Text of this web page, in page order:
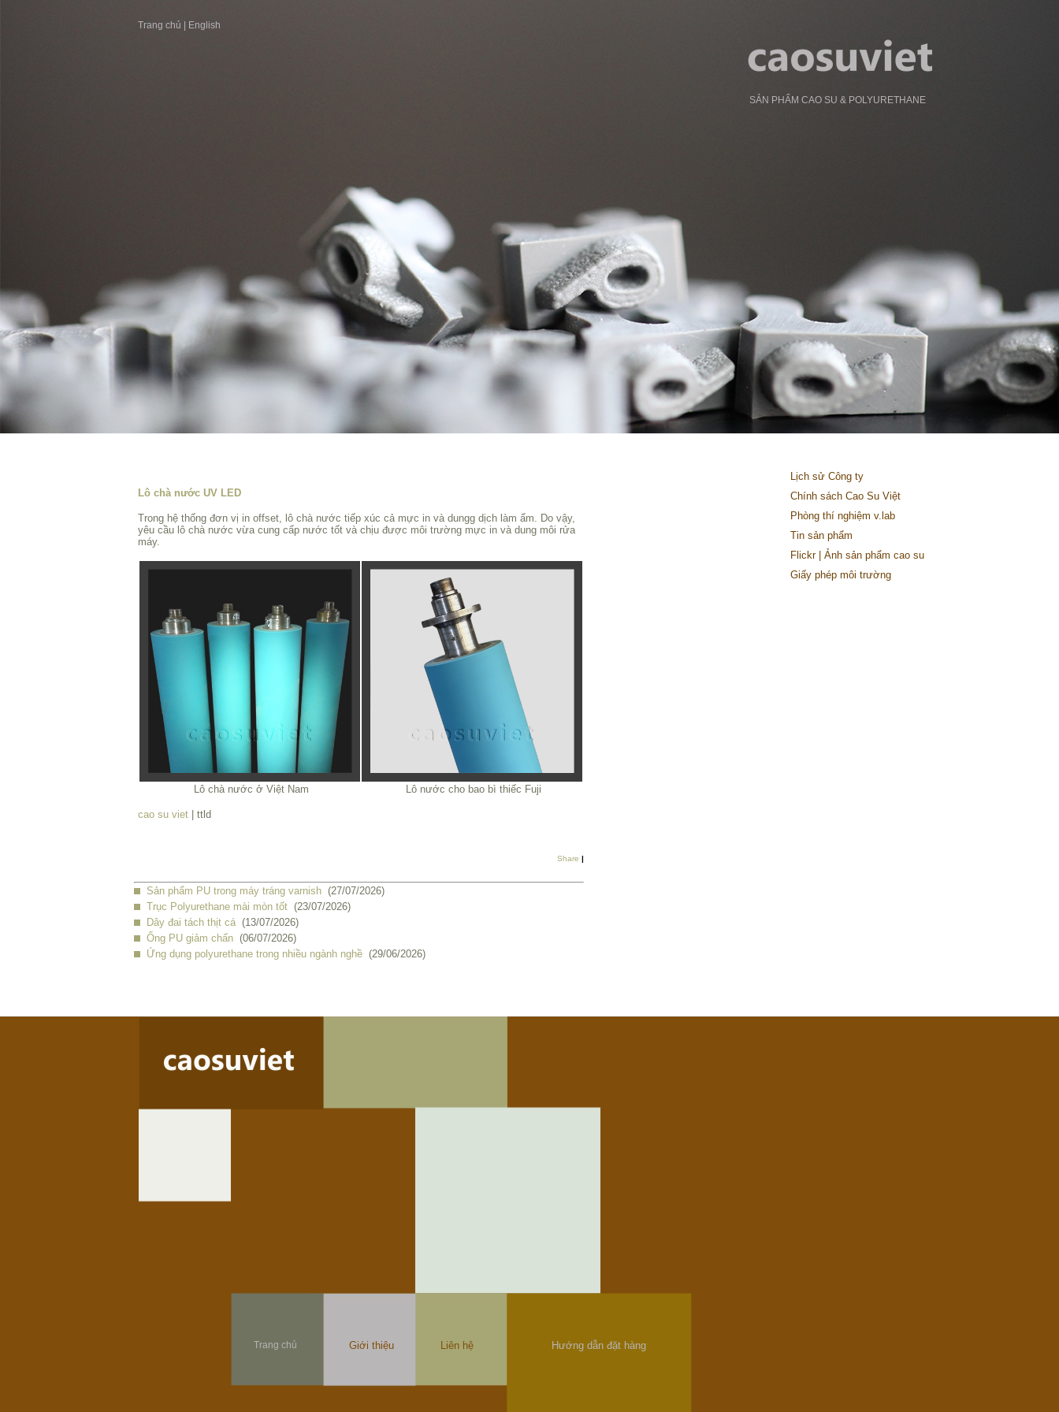
Trang chủ English
SẢN PHẨM CAO SU & POLYURETHANE
Lô chà nước UV LED
Trong hệ thống đơn vị in offset, lô chà nước tiếp xúc cả mực in và dungg dịch làm ẩm. Do vậy,
yêu cầu lô chà nước vừa cung cấp nước tốt và chịu được môi trường mực in và dung môi rửa
máy.
Lô chà nước ở Việt Nam Lô nước cho bao bì thiếc Fuji
cao su viet | ttld
Share |
Sản phẩm PU trong máy tráng varnish (27/07/2026)
Trục Polyurethane mài mòn tốt (23/07/2026)
Dây đai tách thịt cá (13/07/2026)
Ống PU giảm chấn (06/07/2026)
Ứng dụng polyurethane trong nhiều ngành nghề (29/06/2026)
Lịch sử Công ty
Chính sách Cao Su Việt
Phòng thí nghiệm v.lab
Tin sản phẩm
Flickr | Ảnh sản phẩm cao su
Giấy phép môi trường
Trang chủ Giới thiệu Liên hệ Hướng dẫn đặt hàng